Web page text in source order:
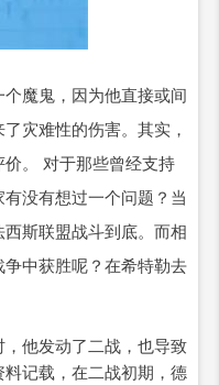
魔鬼，因为他直接或间
灾难性的伤害。其实，
。 对于那些曾经支持
没有想过一个问题？当
斯联盟战斗到底。而相
中获胜呢？在希特勒去
他发动了二战，也导致
记载，在二战初期，德